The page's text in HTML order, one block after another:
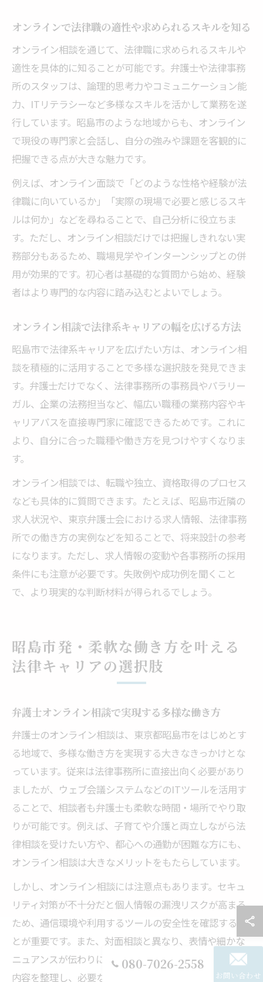
オンラインで法律職の適性や求められるスキルを知る
オンライン相談を通じて、法律職に求められるスキルや
適性を具体的に知ることが可能です。弁護士や法律事務
所のスタッフは、論理的思考力やコミュニケーション能
力、ITリテラシーなど多様なスキルを活かして業務を遂
行しています。昭島市のような地域からも、オンライン
で現役の専門家と会話し、自分の強みや課題を客観的に
把握できる点が大きな魅力です。
例えば、オンライン面談で「どのような性格や経験が法
律職に向いているか」「実際の現場で必要と感じるスキ
ルは何か」などを尋ねることで、自己分析に役立ちま
す。ただし、オンライン相談だけでは把握しきれない実
務部分もあるため、職場見学やインターンシップとの併
用が効果的です。初心者は基礎的な質問から始め、経験
者はより専門的な内容に踏み込むとよいでしょう。
オンライン相談で法律系キャリアの幅を広げる方法
昭島市で法律系キャリアを広げたい方は、オンライン相
談を積極的に活用することで多様な選択肢を発見できま
す。弁護士だけでなく、法律事務所の事務員やパラリー
ガル、企業の法務担当など、幅広い職種の業務内容やキ
ャリアパスを直接専門家に確認できるためです。これに
より、自分に合った職種や働き方を見つけやすくなりま
す。
オンライン相談では、転職や独立、資格取得のプロセス
なども具体的に質問できます。たとえば、昭島市近隣の
求人状況や、東京弁護士会における求人情報、法律事務
所での働き方の実例などを知ることで、将来設計の参考
になります。ただし、求人情報の変動や各事務所の採用
条件にも注意が必要です。失敗例や成功例を聞くこと
で、より現実的な判断材料が得られるでしょう。
昭島市発・柔軟な働き方を叶える
法律キャリアの選択肢
弁護士オンライン相談で実現する多様な働き方
弁護士のオンライン相談は、東京都昭島市をはじめとす
る地域で、多様な働き方を実現する大きなきっかけとな
っています。従来は法律事務所に直接出向く必要があり
ましたが、ウェブ会議システムなどのITツールを活用す
ることで、相談者も弁護士も柔軟な時間・場所でやり取
りが可能です。例えば、子育てや介護と両立しながら法
律相談を受けたい方や、都心への通勤が困難な方にも、
オンライン相談は大きなメリットをもたらしています。
しかし、オンライン相談には注意点もあります。セキュ
リティ対策が不十分だと個人情報の漏洩リスクが高まる
ため、通信環境や利用するツールの安全性を確認するこ
とが重要です。また、対面相談と異なり、表情や細かな
ニュアンスが伝わりにくい場合もあるため、事前に相談
内容を整理し、必要な資料や質問をまとめておくことが
080-7026-2558
お問い合わせ